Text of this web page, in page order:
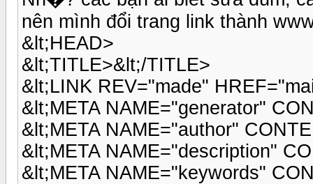
nên mình đổi trang link thành
&lt;HEAD>
&lt;TITLE>&lt;/TITLE>
&lt;LINK REV="made"
&lt;META NAME="generator"
&lt;META NAME="author"
&lt;META NAME="description"
&lt;META NAME="keywords"